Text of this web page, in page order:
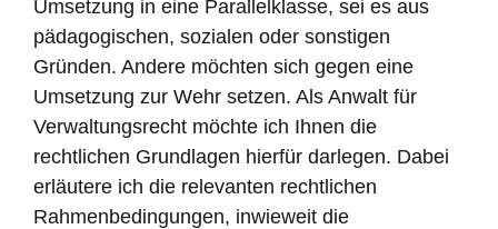
Umsetzung in eine Parallelklasse, sei es aus
pädagogischen, sozialen oder sonstigen
Gründen. Andere möchten sich gegen eine
Umsetzung zur Wehr setzen. Als Anwalt für
Verwaltungsrecht möchte ich Ihnen die
rechtlichen Grundlagen hierfür darlegen. Dabei
erläutere ich die relevanten rechtlichen
Rahmenbedingungen, inwieweit die